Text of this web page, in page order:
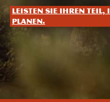
Leisten Sie Ihren Teil,
planen.